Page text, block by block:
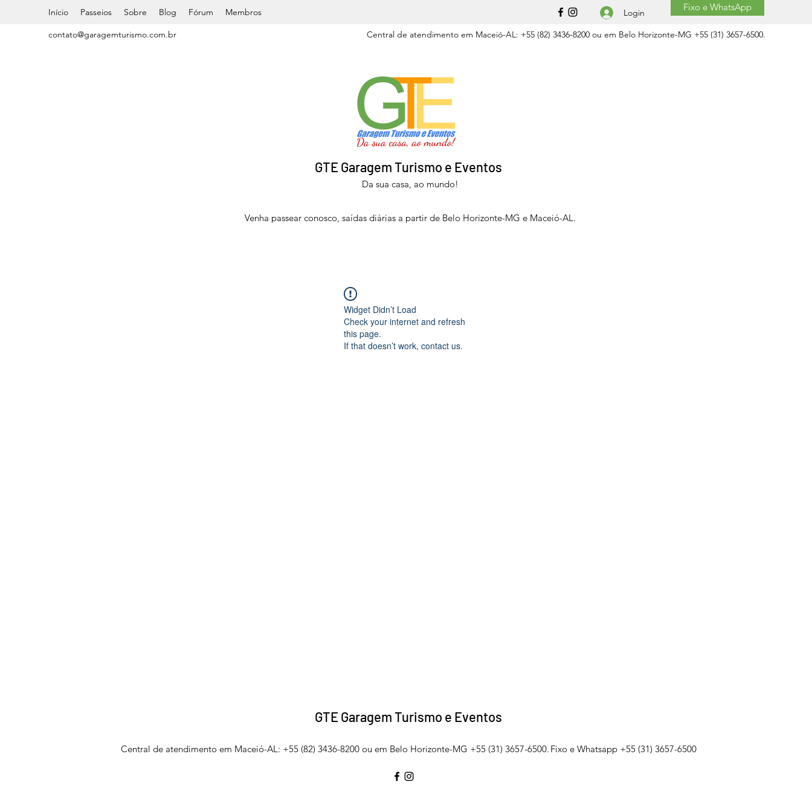
Início Passeios Sobre Blog Fórum Membros Login Fixo e WhatsApp
contato@garagemturismo.com.br Central de atendimento em Maceió-AL: +55 (82) 3436-8200 ou em Belo Horizonte-MG +55 (31) 3657-6500.
GTE Garagem Turismo e Eventos
Da sua casa, ao mundo!
Venha passear conosco, saídas diárias a partir de Belo Horizonte-MG e Maceió-AL.
Widget Didn’t Load
Check your internet and refresh
this page.
If that doesn’t work, contact us.
GTE Garagem Turismo e Eventos
Central de atendimento em Maceió-AL: +55 (82) 3436-8200 ou em Belo Horizonte-MG +55 (31) 3657-6500. Fixo e Whatsapp +55 (31) 3657-6500